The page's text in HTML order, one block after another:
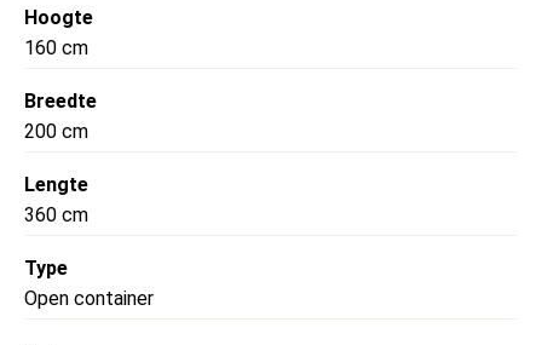
Hoogte
160 cm
Breedte
200 cm
Lengte
360 cm
Type
Open container